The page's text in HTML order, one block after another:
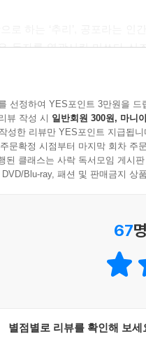
독자를 열광시킨 미쓰다
』에서도 그의 진보는 멈추
역시 생생하게 살아 있다.
는 이를 휘감는다. 비과학
의 여우』는 ‘탄광’이라
오랜 세월 동안 축적된 독
아들었는지 확인하고, 그 이
서 신선한 주인공 캐릭터를
이야기는 후속작『백마의 탑
선정하여 YES포인트 3만원을 드
뷰 작성 시 일반회원 300원, 마니
성한 리뷰만 YES포인트 지급됩니
문확정 시점부터 마지막 회차 주
된 클래스는 사락 독서모임 게시
Blu-ray, 패션 및 판매금지 상
67
별점별로 리뷰를 확인해 보세